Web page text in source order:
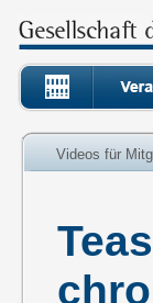
Videos für